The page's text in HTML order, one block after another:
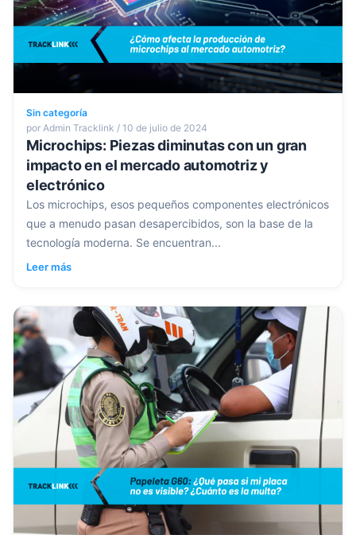
Sin categoría
por Admin Tracklink / 10 de julio de 2024
Microchips: Piezas diminutas con un gran
impacto en el mercado automotriz y
electrónico
Los microchips, esos pequeños componentes electrónicos
que a menudo pasan desapercibidos, son la base de la
tecnología moderna. Se encuentran...
Leer más